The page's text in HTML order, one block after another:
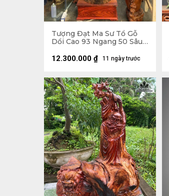
Tượng Đạt Ma Sư Tổ Gỗ
Dổi Cao 93 Ngang 50 Sâu
11 ngày trước
12.300.000 ₫